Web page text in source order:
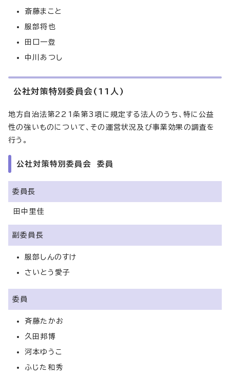
斎藤まこと
服部将也
田口一登
中川あつし
公社対策特別委員会(11人)
地方自治法第221条第3項に規定する法人のうち、特に公益
性の強いものについて、その運営状況及び事業効果の調査を
行う。
公社対策特別委員会 委員
委員長
田中里佳
副委員長
服部しんのすけ
さいとう愛子
委員
斉藤たかお
久田邦博
河本ゆうこ
ふじた和秀